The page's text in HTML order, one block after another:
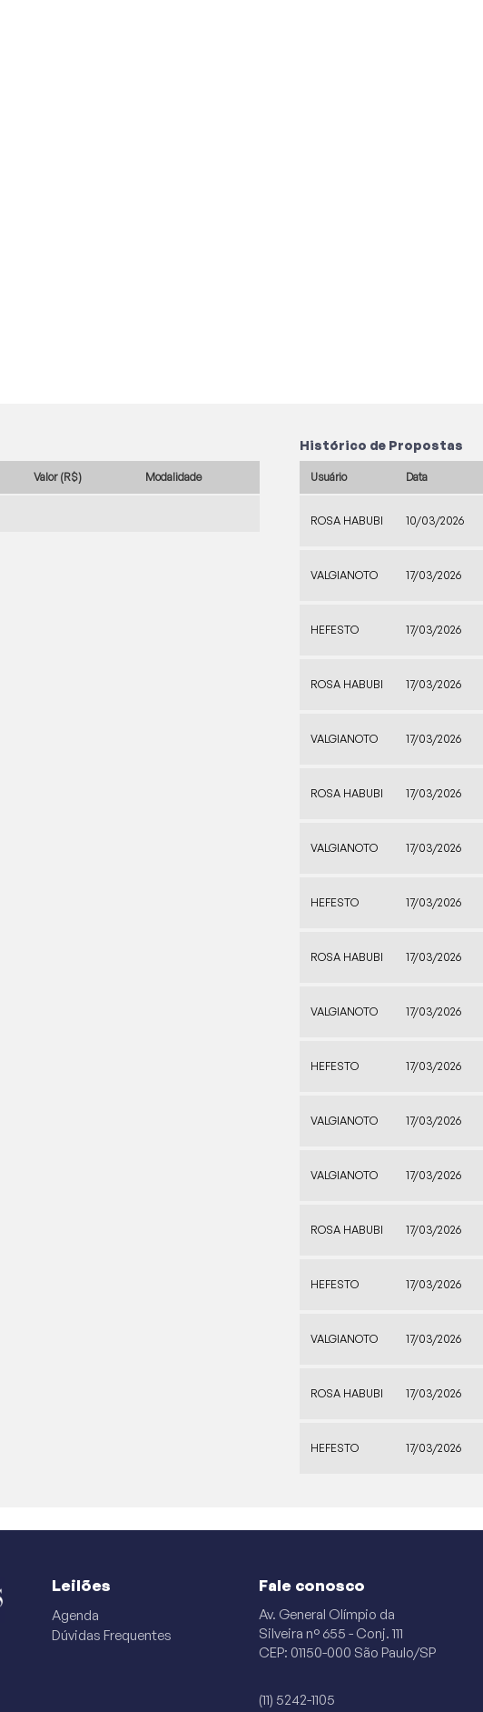
Valor (R$) Modalidade
Histórico de Propostas
Usuário Data
ROSA HABUBI 10/03/2026
VALGIANOTO 17/03/2026
HEFESTO 17/03/2026
ROSA HABUBI 17/03/2026
VALGIANOTO 17/03/2026
ROSA HABUBI 17/03/2026
VALGIANOTO 17/03/2026
HEFESTO 17/03/2026
ROSA HABUBI 17/03/2026
VALGIANOTO 17/03/2026
HEFESTO 17/03/2026
VALGIANOTO 17/03/2026
VALGIANOTO 17/03/2026
ROSA HABUBI 17/03/2026
HEFESTO 17/03/2026
VALGIANOTO 17/03/2026
ROSA HABUBI 17/03/2026
HEFESTO 17/03/2026
Leilões
Agenda
Dúvidas Frequentes
Fale conosco
Av. General Olímpio da
Silveira n° 655 - Conj. 111
CEP: 01150-000 São Paulo/SP
(11) 5242-1105